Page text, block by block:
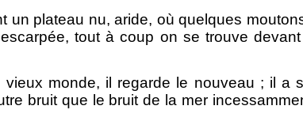
un plateau nu, aride, où quelques
tout à coup on se trouve
monde, il regarde le nouveau ; il a
bruit que le bruit de la mer